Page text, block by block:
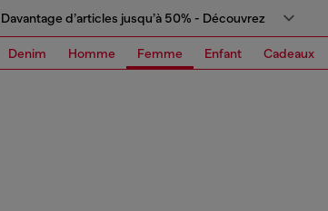
Davantage d’articles jusqu’à 50% - Découvrez
Denim Homme Femme Enfant Cadeaux